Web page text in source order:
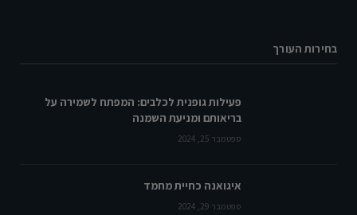
בחירות העורך
פעילות גופנית לכלבים: המפתח לשמירה על
בריאותם ומניעת השמנה
ספטמבר 25, 2024
איגואנה כחיית מחמד
ספטמבר 29, 2024